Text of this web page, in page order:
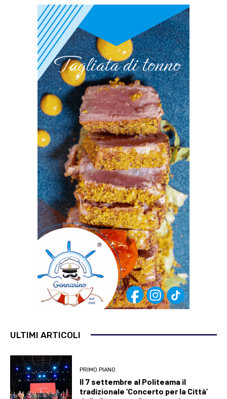
ULTIMI ARTICOLI
PRIMO PIANO
Il 7 settembre al Politeama il
tradizionale ‘Concerto per la Città’